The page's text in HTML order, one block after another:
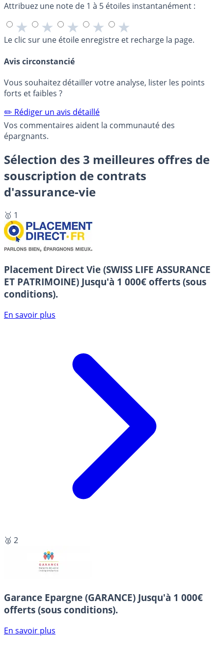
Attribuez une note de 1 à 5 étoiles instantanément :
★ ★ ★ ★ ★
Le clic sur une étoile enregistre et recharge la page.
Avis circonstancié
Vous souhaitez détailler votre analyse, lister les points
forts et faibles ?
✏️ Rédiger un avis détaillé
Vos commentaires aident la communauté des
épargnants.
Sélection des 3 meilleures offres de
souscription de contrats
d'assurance-vie
🥇 1
Placement Direct Vie (SWISS LIFE ASSURANCE
ET PATRIMOINE) Jusqu'à 1 000€ offerts (sous
conditions).
En savoir plus
🥈 2
Garance Epargne (GARANCE) Jusqu'à 1 000€
offerts (sous conditions).
En savoir plus